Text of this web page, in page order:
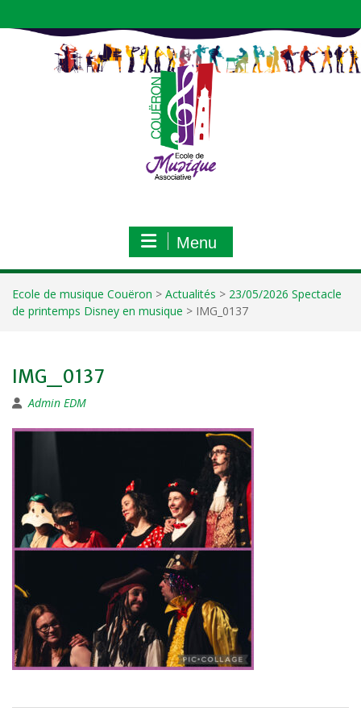
au
Menu
Ecole de musique Couëron > Actualités > 23/05/2026 Spectacle
de printemps Disney en musique > IMG_0137
IMG_0137
Admin EDM